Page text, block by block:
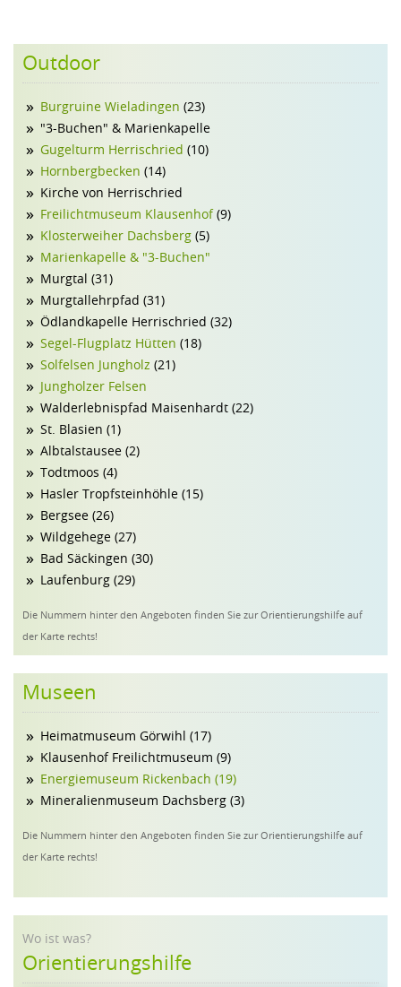
SEGEL-FLUGPLATZ
SOLFELSEN
WALLMAUER
IN DER UMGEBUNG
WANDERN & NORDIC-WALKING
KINO, KUNST& KULTUR
VEREINE
FAMILIE
GEWERBE
Outdoor
Burgruine Wieladingen (23)
"3-Buchen" & Marienkapelle
Gugelturm Herrischried (10)
Hornbergbecken (14)
Kirche von Herrischried
Freilichtmuseum Klausenhof(9)
Klosterweiher Dachsberg (5)
Marienkapelle & "3-Buchen"
Murgtal (31)
Murgtallehrpfad (31)
Ödlandkapelle Herrischried (32)
Segel-Flugplatz Hütten (18)
Solfelsen Jungholz (21)
Jungholzer Felsen
Walderlebnispfad Maisenhardt (22)
St. Blasien (1)
Albtalstausee (2)
Todtmoos (4)
Hasler Tropfsteinhöhle (15)
Bergsee (26)
Wildgehege (27)
Bad Säckingen (30)
Laufenburg (29)
Die Nummern hinter den Angeboten finden Sie zur Orientierungshilfe auf
der Karte rechts!
Museen
Heimatmuseum Görwihl (17)
Klausenhof Freilichtmuseum (9)
Energiemuseum Rickenbach (19)
Mineralienmuseum Dachsberg (3)
Die Nummern hinter den Angeboten finden Sie zur Orientierungshilfe auf
der Karte rechts!
Wo ist was?
Orientierungshilfe